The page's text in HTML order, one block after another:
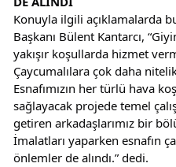
Konuyla ilgili açıklamalarda
Başkanı Bülent Kantarcı,
yakışır koşullarda hizmet
Çaycumalılara çok daha
Esnafımızın her türlü hava
sağlayacak projede temel
getiren arkadaşlarımız bir
İmalatları yaparken esnafın
önlemler de alındı.” dedi.